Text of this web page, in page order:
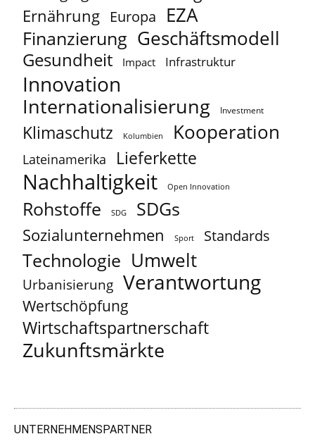
Ernährung Europa EZA
Finanzierung Geschäftsmodell
Gesundheit Impact Infrastruktur
Innovation
Internationalisierung Investment
Klimaschutz Kolumbien Kooperation
Lateinamerika Lieferkette
Nachhaltigkeit Open Innovation
Rohstoffe SDG SDGs
Sozialunternehmen Sport Standards
Technologie Umwelt
Urbanisierung Verantwortung
Wertschöpfung
Wirtschaftspartnerschaft
Zukunftsmärkte
UNTERNEHMENSPARTNER